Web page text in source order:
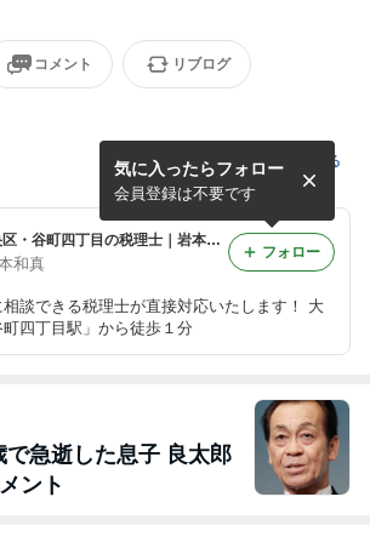
コメント リブログ
記事を報告する
大阪市中央区・谷町四丁目の税理士｜岩本和真【公式ブログ】
和真
談できる税理士が直接対応いたします！ 大
四丁目駅」から徒歩１分
気に入ったらフォロー
会員登録は不要です
フォロー
急逝した息子 良太郎
ント